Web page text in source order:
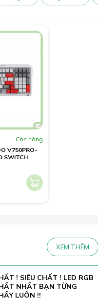
Còn hàng
V750PRO-
SWITCH
XEM THÊM
! SIÊU CHẤT ! LED RGB
NHẤT BẠN TỪNG
LUÔN !!